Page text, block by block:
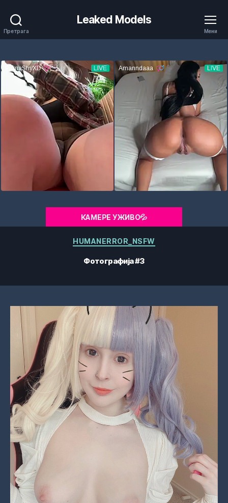
Претрага
Leaked Models
Мени
КАМЕРЕ УЖИВО💦
Категорије
HUMANERROR_NSFW
Фотографија #3